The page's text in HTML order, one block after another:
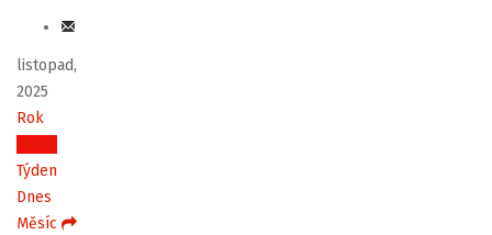
listopad,
2025
Rok
Měsíc
Týden
Dnes
Měsíc